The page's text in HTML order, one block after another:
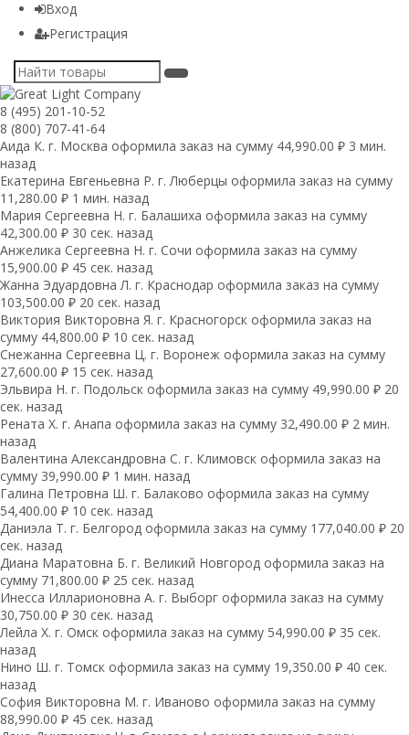
Вход
Регистрация
8 (495) 201-10-52
8 (800) 707-41-64
Аида К. г. Москва оформила заказ на сумму 44,990.00 ₽ 3 мин.
назад
Екатерина Евгеньевна Р. г. Люберцы оформила заказ на сумму
11,280.00 ₽ 1 мин. назад
Мария Сергеевна H. г. Балашиха оформила заказ на сумму
42,300.00 ₽ 30 сек. назад
Анжелика Сергеевна Н. г. Сочи оформила заказ на сумму
15,900.00 ₽ 45 сек. назад
Жанна Эдуардовна Л. г. Краснодар оформила заказ на сумму
103,500.00 ₽ 20 сек. назад
Виктория Викторовна Я. г. Красногорск оформила заказ на
сумму 44,800.00 ₽ 10 сек. назад
Снежанна Сергеевна Ц. г. Воронеж оформила заказ на сумму
27,600.00 ₽ 15 сек. назад
Эльвира Н. г. Подольск оформила заказ на сумму 49,990.00 ₽ 20
сек. назад
Рената Х. г. Анапа оформила заказ на сумму 32,490.00 ₽ 2 мин.
назад
Валентина Александровна С. г. Климовск оформила заказ на
сумму 39,990.00 ₽ 1 мин. назад
Галина Петровна Ш. г. Балаково оформила заказ на сумму
54,400.00 ₽ 10 сек. назад
Даниэла Т. г. Белгород оформила заказ на сумму 177,040.00 ₽ 20
сек. назад
Диана Маратовна Б. г. Великий Новгород оформила заказ на
сумму 71,800.00 ₽ 25 сек. назад
Инесса Илларионовна А. г. Выборг оформила заказ на сумму
30,750.00 ₽ 30 сек. назад
Лейла Х. г. Омск оформила заказ на сумму 54,990.00 ₽ 35 сек.
назад
Нино Ш. г. Томск оформила заказ на сумму 19,350.00 ₽ 40 сек.
назад
София Викторовна М. г. Иваново оформила заказ на сумму
88,990.00 ₽ 45 сек. назад